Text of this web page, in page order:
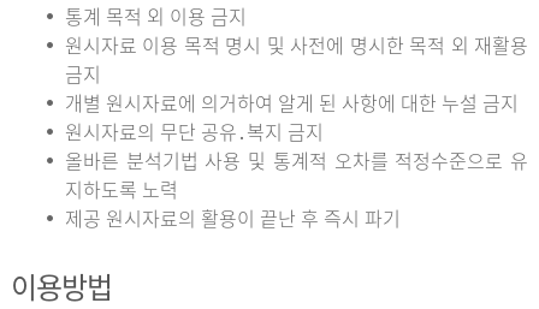
통계 목적 외 이용 금지
원시자료 이용 목적 명시 및 사전에 명시한 목적 외 재활용
금지
개별 원시자료에 의거하여 알게 된 사항에 대한 누설 금지
원시자료의 무단 공유․복지 금지
올바른 분석기법 사용 및 통계적 오차를 적정수준으로 유
지하도록 노력
제공 원시자료의 활용이 끝난 후 즉시 파기
이용방법